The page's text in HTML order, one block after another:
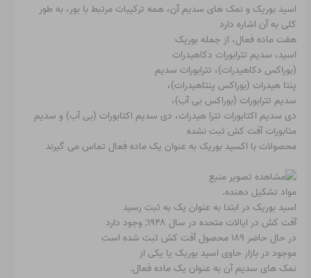
اسید بوریک و نمک های سدیم آن، همه ترکیبات مرتبط با بور، به طور
کلی به آن اشاره دارد
هفت ماده فعال، از جمله بوریک
اسید، سدیم تترابورات دکاهیدرات
(بوراکس دکاهیدرات)، تترابورات سدیم
پنتا هیدرات (بوراکس پنتاهیدرات)،
سدیم تترابورات (بوراکس بی آب)،
دی سدیم اکتابورات تترا هیدرات، دی سدیم اکتابورات (بی آب) و سدیم
متابورات آفت کش ثبت نشده
محصولات با اکسید بوریک به عنوان یک ماده فعال تماس می گیرند
مواد تشکیل دهنده.
اسید بوریک در ابتدا به عنوان یک به ثبت رسید
آفت کش در ایالات متحده در سال ۱۹۴۸; وجود دارد
در حال حاضر ۱۸۹ محصول آفت کش ثبت شده است
موجود در بازار حاوی اسید بوریک یا یکی از
نمک های سدیم آن به عنوان یک ماده فعال.